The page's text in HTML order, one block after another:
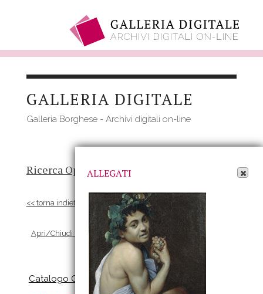
contenutoGALLERIA DIGITALE
Galleria Borghese - Archivi digitali on-line
Ricerca Opere-Risultato
<< torna indietro
Apri/Chiudi scheda Allegati
Catalogo Online
ALLEGATI